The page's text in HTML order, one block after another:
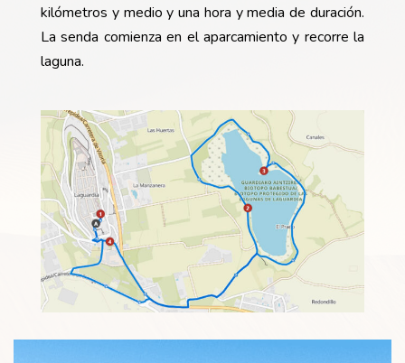
kilómetros y medio y una hora y media de duración.
La senda comienza en el aparcamiento y recorre la
laguna.